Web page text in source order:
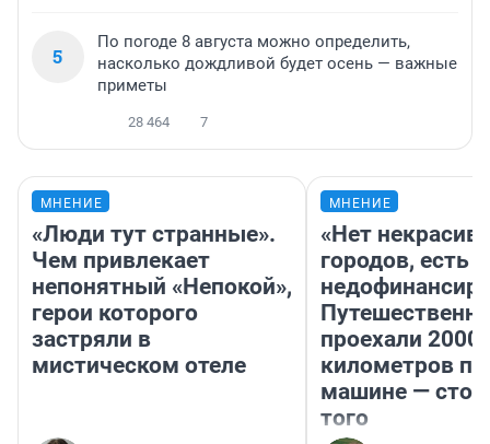
5
По погоде 8 августа можно определить,
насколько дождливой будет осень — важные
приметы
28 464 7
МНЕНИЕ
«Люди тут странные».
Чем привлекает
непонятный «Непокой»,
герои которого
застряли в
мистическом отеле
МНЕНИЕ
«Нет
городов, есть
проехали 2000
километров по
машине —
того